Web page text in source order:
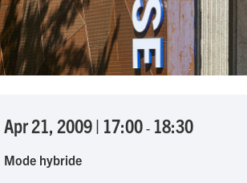
Apr 21, 2009| 17:00 - 18:30
Mode hybride